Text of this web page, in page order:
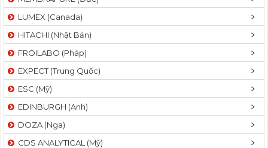
LUMEX (Canada)
HITACHI (Nhật Bản)
FROILABO (Pháp)
EXPECT (Trung Quốc)
ESC (Mỹ)
EDINBURGH (Anh)
DOZA (Nga)
CDS ANALYTICAL (Mỹ)